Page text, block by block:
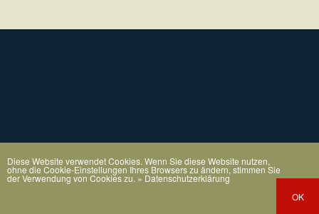
Diese Website verwendet Cookies. Wenn Sie diese Website nutzen,
ohne die Cookie-Einstellungen Ihres Browsers zu ändern, stimmen Sie
der Verwendung von Cookies zu. » Datenschutzerklärung
OK